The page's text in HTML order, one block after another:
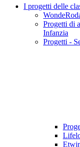
I progetti delle
Progetti di
Infanzia
Progetti -